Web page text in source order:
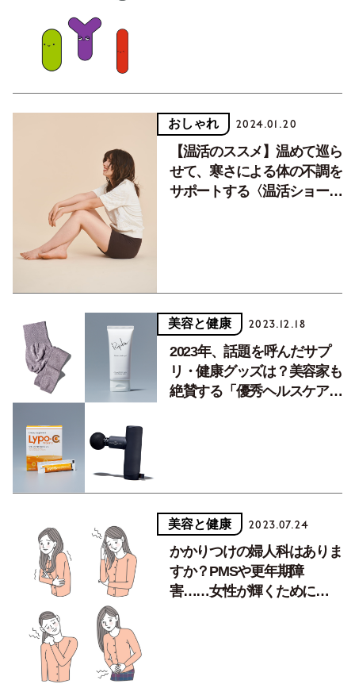
おしゃれ 2024.01.20
【温活のススメ】温めて巡ら
せて、寒さによる体の不調を
サポートする〈温活ショー
美容と健康 2023.12.18
2023年、話題を呼んだサプ
リ・健康グッズは？美容家も
絶賛する「優秀ヘルスケア」
美容と健康 2023.07.24
かかりつけの婦人科はありま
すか？PMSや更年期障
害……女性が輝くために